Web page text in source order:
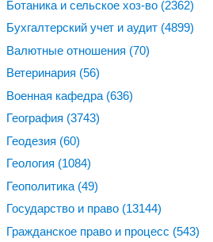
Ботаника и сельское хоз-во (2362)
Бухгалтерский учет и аудит (4899)
Валютные отношения (70)
Ветеринария (56)
Военная кафедра (636)
География (3743)
Геодезия (60)
Геология (1084)
Геополитика (49)
Государство и право (13144)
Гражданское право и процесс (543)